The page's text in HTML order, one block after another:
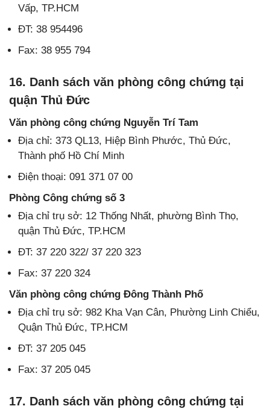
Vấp, TP.HCM
ĐT: 38 954496
Fax: 38 955 794
16. Danh sách văn phòng công chứng tại
quận Thủ Đức
Văn phòng công chứng Nguyễn Trí Tam
Địa chỉ: 373 QL13, Hiệp Bình Phước, Thủ Đức,
Thành phố Hồ Chí Minh
Điện thoại: 091 371 07 00
Phòng Công chứng số 3
Địa chỉ trụ sở: 12 Thống Nhất, phường Bình Thọ,
quận Thủ Đức, TP.HCM
ĐT: 37 220 322/ 37 220 323
Fax: 37 220 324
Văn phòng công chứng Đông Thành Phố
Địa chỉ trụ sở: 982 Kha Vạn Cân, Phường Linh Chiểu,
Quận Thủ Đức, TP.HCM
ĐT: 37 205 045
Fax: 37 205 045
17. Danh sách văn phòng công chứng tại